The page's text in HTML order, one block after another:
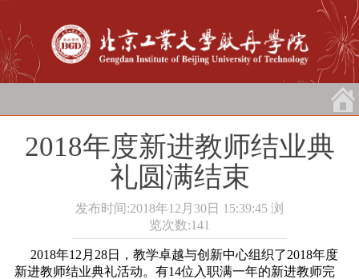
2018年度新进教师结业典
礼圆满结束
发布时间:2018年12月30日 15:39:45 浏
览次数:141
2018年12月28日，教学卓越与创新中心组织了2018年度
新进教师结业典礼活动。有14位入职满一年的新进教师完